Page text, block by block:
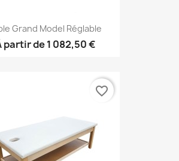
Grand Model Réglable
partir de1 082,50 €
favorite_border